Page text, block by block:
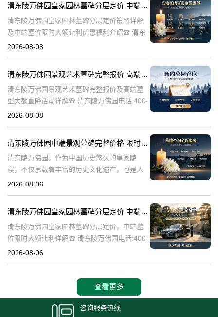
清东陵万佛园皇家园林墓碑分层定价 中端墓位限时大额让利详解及优惠福利
清东陵万佛园皇家园林墓碑分层定价策略详解
及中端墓位限时大额让利优惠福利介绍☎ 清东
陵万佛园电话:400-838-5063清东陵万佛园，作
2026-08-08
清东陵万佛园景观艺术墓碑完整报价 高端墓型大额直降活动详解
清东陵万佛园景观艺术墓碑完整报价及高端墓
型大额直降活动详解☎ 清东陵万佛园电话:400-
838-5063清东陵万佛园，作为中国历史悠久的
2026-08-08
清东陵万佛园中端景观墓碑完整价格 限时减免多年管理费详解
清东陵万佛园，作为中国历史悠久的皇家陵
寝，不仅承载着丰富的历史文化遗产，也是人
们缅怀先人、寄托哀思的重要场所。近年来，
清
2026-08-06
清东陵万佛园皇家园林墓碑分层定价 中端墓位限时大额让利详解
清东陵万佛园皇家园林墓碑分层定价，中端墓
位限时大额让利详解☎ 清东陵万佛园电话:400-
838-5063清东陵万佛园，作为中国历史上著名
2026-08-06
查看更多
咨询服务热线